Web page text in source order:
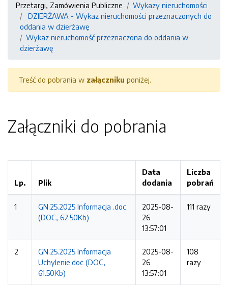
Przetargi, Zamówienia Publiczne
Wykazy nieruchomości
DZIERŻAWA - Wykaz nieruchomości przeznaczonych do
oddania w dzierżawę
Wykaz nieruchomość przeznaczona do oddania w
dzierżawę
Treść do pobrania w załączniku poniżej.
Załączniki do pobrania
Lp. Plik
Data
dodania
Liczba
pobrań
1
GN.25.2025 Informacja .doc
(DOC, 62.50Kb)
2025-08-
26
13:57:01
111 razy
2
GN.25.2025 Informacja
Uchylenie.doc (DOC,
61.50Kb)
2025-08-
26
13:57:01
108
razy